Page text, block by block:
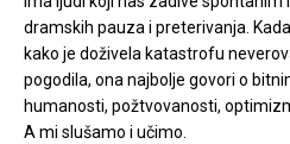
dramskih pauza i preterivanja.
kako je doživela katastrofu
pogodila, ona najbolje govori o
humanosti, požtvovanosti,
A mi slušamo i učimo.